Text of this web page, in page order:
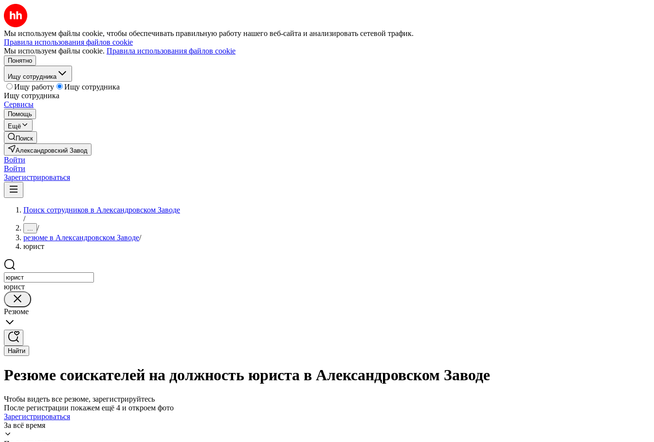
Мы используем файлы cookie, чтобы обеспечивать правильную работу нашего веб-сайта и анализировать сетевой трафик.
Правила использования файлов cookie
Мы используем файлы cookie. Правила использования файлов cookie
Понятно
Ищу сотрудника
Ищу работу
Ищу сотрудника
Ищу сотрудника
Сервисы
Помощь
Ещё
Поиск
Александровский Завод
Войти
Войти
Зарегистрироваться
Поиск сотрудников в Александровском Заводе
/
... /
резюме в Александровском Заводе/
юрист
юрист
Резюме
Найти
Резюме соискателей на должность юриста в Александровском Заводе
Чтобы видеть все резюме, зарегистрируйтесь
После регистрации покажем ещё 4 и откроем фото
Зарегистрироваться
За всё время